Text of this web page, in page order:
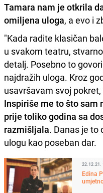
Tamara nam je otkrila
omiljena uloga, a evo i
"Kada radite klasičan
u svakom teatru,
detalj. Posebno to
najdražih uloga. Kroz
usavršavam svoj
Inspiriše me to što sam
prije toliko godina sa
razmišljala. Danas je to
ulogu kao poseban dar.
22.12.21.
Edina